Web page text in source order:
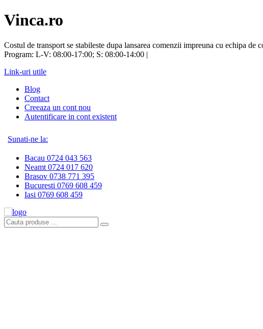
Vinca.ro
Costul de transport se stabileste dupa lansarea comenzii impreuna cu echipa de
Program: L-V: 08:00-17:00; S: 08:00-14:00 |
Link-uri utile
Blog
Contact
Creeaza un cont nou
Autentificare in cont existent
Sunati-ne la:
Bacau 0724 043 563
Neamt 0724 017 620
Brasov 0738 771 395
Bucuresti 0769 608 459
Iasi 0769 608 459